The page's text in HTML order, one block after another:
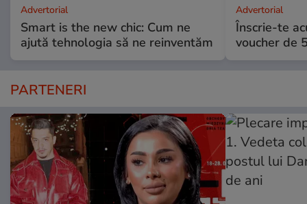
Advertorial
Smart is the new chic: Cum ne
ajută tehnologia să ne reinventăm
Advertorial
Înscrie-te
voucher de
PARTENERI